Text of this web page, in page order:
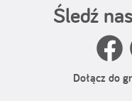
Śledź
Dołącz do